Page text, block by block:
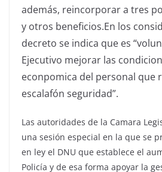
además, reincorporar a tres
y otros beneficios.En los
decreto se indica que es
Ejecutivo mejorar las
econpomica del personal que
escalafón seguridad”.
Las autoridades de la Camara
una sesión especial en la que se
en ley el DNU que establece el
Policía y de esa forma apoyar la